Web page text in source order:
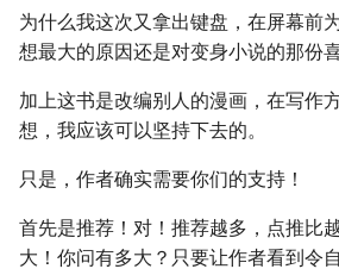
为什么我这次又拿出键盘，在屏幕前
想最大的原因还是对变身小说的那份喜
加上这书是改编别人的漫画，在写作
想，我应该可以坚持下去的。
只是，作者确实需要你们的支持！
首先是推荐！对！推荐越多，点推比
大！你问有多大？只要让作者看到令